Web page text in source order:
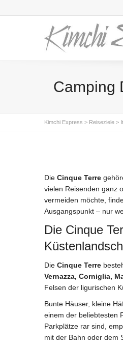
Camping
Kimchi Express > Reiseziele >
Die Cinque Terre
vielen Reisenden ganz
vermeiden möchte,
Ausgangspunkt – nur
Die Cinque
Die Cinque Terre
Vernazza, Corniglia,
Felsen der ligurischen
Bunte Häuser, kleine
einem der beliebtesten
Parkplätze rar sind,
mit der Bahn oder dem